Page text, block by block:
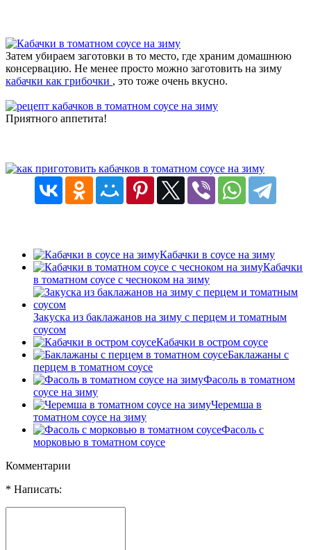
Затем убираем заготовки в то место, где храним домашнюю
консервацию. Не менее просто можно заготовить на зиму
кабачки как грибочки , это тоже очень вкусно.
Приятного аппетита!
Кабачки в соусе на зиму
Кабачки
в томатном соусе с чесноком на зиму
Закуска из баклажанов на зиму с перцем и томатным
соусом
Кабачки в остром соусе
Баклажаны с
перцем в томатном соусе
Фасоль в томатном
соусе на зиму
Черемша в
томатном соусе на зиму
Фасоль с
морковью в томатном соусе
Комментарии
* Написать: